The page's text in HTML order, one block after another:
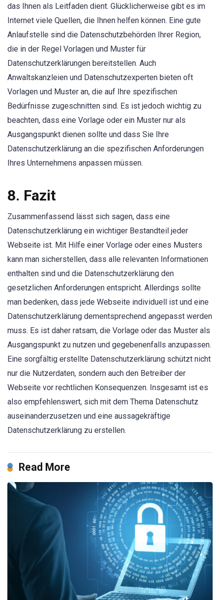
das Ihnen als Leitfaden dient. Glücklicherweise gibt es im
Internet viele Quellen, die Ihnen helfen können. Eine gute
Anlaufstelle sind die Datenschutzbehörden Ihrer Region,
die in der Regel Vorlagen und Muster für
Datenschutzerklärungen bereitstellen. Auch
Anwaltskanzleien und Datenschutzexperten bieten oft
Vorlagen und Muster an, die auf Ihre spezifischen
Bedürfnisse zugeschnitten sind. Es ist jedoch wichtig zu
beachten, dass eine Vorlage oder ein Muster nur als
Ausgangspunkt dienen sollte und dass Sie Ihre
Datenschutzerklärung an die spezifischen Anforderungen
Ihres Unternehmens anpassen müssen.
8. Fazit
Zusammenfassend lässt sich sagen, dass eine
Datenschutzerklärung ein wichtiger Bestandteil jeder
Webseite ist. Mit Hilfe einer Vorlage oder eines Musters
kann man sicherstellen, dass alle relevanten Informationen
enthalten sind und die Datenschutzerklärung den
gesetzlichen Anforderungen entspricht. Allerdings sollte
man bedenken, dass jede Webseite individuell ist und eine
Datenschutzerklärung dementsprechend angepasst werden
muss. Es ist daher ratsam, die Vorlage oder das Muster als
Ausgangspunkt zu nutzen und gegebenenfalls anzupassen.
Eine sorgfältig erstellte Datenschutzerklärung schützt nicht
nur die Nutzerdaten, sondern auch den Betreiber der
Webseite vor rechtlichen Konsequenzen. Insgesamt ist es
also empfehlenswert, sich mit dem Thema Datenschutz
auseinanderzusetzen und eine aussagekräftige
Datenschutzerklärung zu erstellen.
Read More